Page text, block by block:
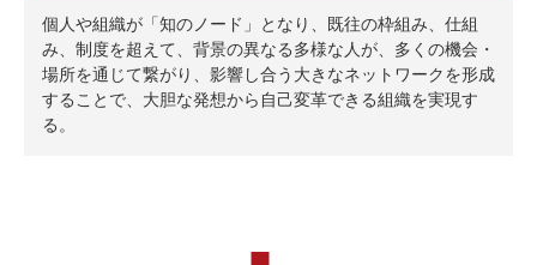
個⼈や組織が「知のノード」となり、既往の枠組み、仕組
み、制度を超えて、背景の異なる多様な⼈が、多くの機会・
場所を通じて繋がり、影響し合う⼤きなネットワークを形成
することで、⼤胆な発想から⾃⼰変⾰できる組織を実現す
る。